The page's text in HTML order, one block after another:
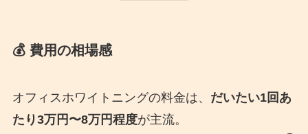
💰 費用の相場感
オフィスホワイトニングの料金は、 だいたい1回あ
たり3万円〜8万円程度が主流。